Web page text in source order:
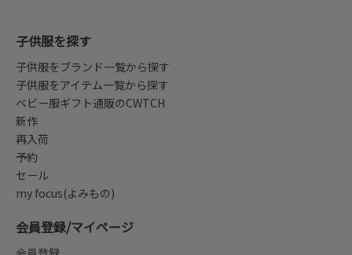
子供服を探す
子供服をブランド一覧から探す
子供服をアイテム一覧から探す
ベビー服ギフト通販のCWTCH
新作
再入荷
予約
セール
my focus(よみもの)
会員登録/マイページ